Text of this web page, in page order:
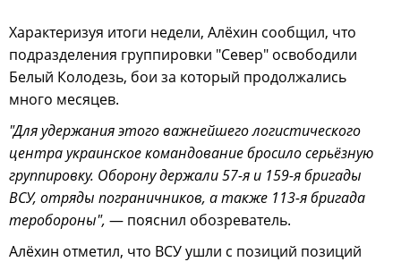
Характеризуя итоги недели, Алёхин сообщил, что
подразделения группировки "Север" освободили
Белый Колодезь, бои за который продолжались
много месяцев.
"Для удержания этого важнейшего логистического
центра украинское командование бросило серьёзную
группировку. Оборону держали 57-я и 159-я бригады
ВСУ, отряды пограничников, а также 113-я бригада
теробороны", — пояснил обозреватель.
Алёхин отметил, что ВСУ ушли с позиций позиций